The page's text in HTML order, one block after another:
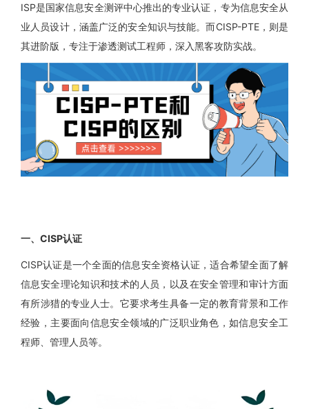
ISP是国家信息安全测评中心推出的专业认证，专为信息安全从
业人员设计，涵盖广泛的安全知识与技能。而CISP-PTE，则是
其进阶版，专注于渗透测试工程师，深入黑客攻防实战。
一、CISP认证
CISP认证是一个全面的信息安全资格认证，适合希望全面了解
信息安全理论知识和技术的人员，以及在安全管理和审计方面
有所涉猎的专业人士。它要求考生具备一定的教育背景和工作
经验，主要面向信息安全领域的广泛职业角色，如信息安全工
程师、管理人员等。